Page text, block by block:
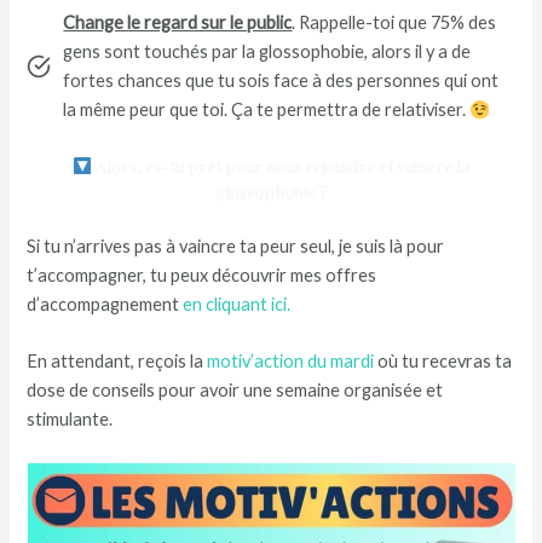
Change le regard sur le public. Rappelle-toi que 75% des
gens sont touchés par la glossophobie, alors il y a de
fortes chances que tu sois face à des personnes qui ont
la même peur que toi. Ça te permettra de relativiser.
Si tu n’arrives pas à vaincre ta peur seul, je suis là pour
t’accompagner, tu peux découvrir mes offres
d’accompagnementen cliquant ici.
En attendant, reçois lamotiv’action du mardioù tu recevras ta
dose de conseils pour avoir une semaine organisée et
stimulante.